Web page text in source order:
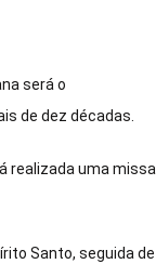
será o
de dez décadas.
realizada uma missa
Santo, seguida de